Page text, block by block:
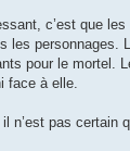
c’est que
pour le
face à elle.
pas certain